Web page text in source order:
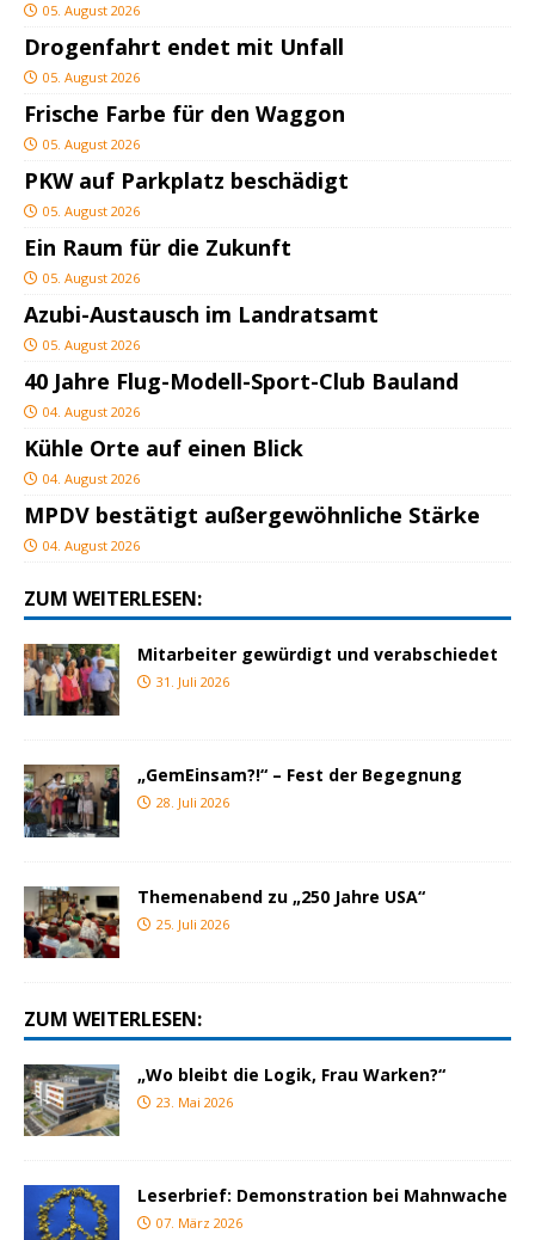
05. August 2026
Drogenfahrt endet mit Unfall
05. August 2026
Frische Farbe für den Waggon
05. August 2026
PKW auf Parkplatz beschädigt
05. August 2026
Ein Raum für die Zukunft
05. August 2026
Azubi-Austausch im Landratsamt
05. August 2026
40 Jahre Flug-Modell-Sport-Club Bauland
04. August 2026
Kühle Orte auf einen Blick
04. August 2026
MPDV bestätigt außergewöhnliche Stärke
04. August 2026
ZUM WEITERLESEN:
Mitarbeiter gewürdigt und verabschiedet
31. Juli 2026
„GemEinsam?!“ – Fest der Begegnung
28. Juli 2026
Themenabend zu „250 Jahre USA“
25. Juli 2026
ZUM WEITERLESEN:
„Wo bleibt die Logik, Frau Warken?“
23. Mai 2026
Leserbrief: Demonstration bei Mahnwache
07. März 2026